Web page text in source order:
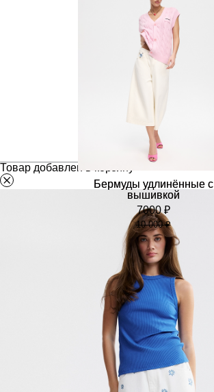
5000 ₽
10 000 ₽
Бермуды удлинённые с
вышивкой
7000 ₽
10 000 ₽
Товар добавлен в корзину